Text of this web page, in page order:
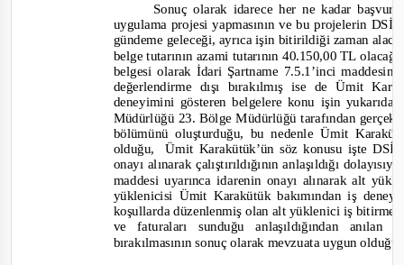
Sonuç olarak idarece her ne kadar
uygulama projesi yapmasının ve bu projelerin
gündeme geleceği, ayrıca işin bitirildiği zaman
belge tutarının azami tutarının 40.150,00 TL
belgesi olarak İdari Şartname 7.5.1’inci
değerlendirme dışı bırakılmış ise de Ümit
deneyimini gösteren belgelere konu işin
Müdürlüğü 23. Bölge Müdürlüğü tarafından
bölümünü oluşturduğu, bu nedenle Ümit
olduğu, Ümit Karakütük’ün söz konusu işte
onayı alınarak çalıştırıldığının anlaşıldığı
maddesi uyarınca idarenin onayı alınarak alt
yüklenicisi Ümit Karakütük bakımından iş
koşullarda düzenlenmiş olan alt yüklenici iş bitirme
ve faturaları sunduğu anlaşıldığından
bırakılmasının sonuç olarak mevzuata uygun